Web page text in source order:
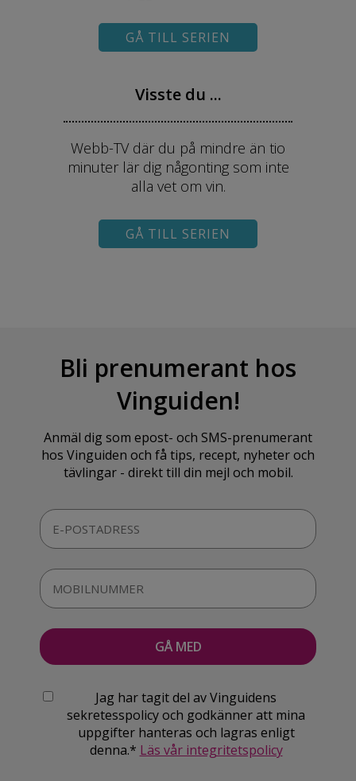
GÅ TILL SERIEN
Visste du ...
Webb-TV där du på mindre än tio
minuter lär dig någonting som inte
alla vet om vin.
GÅ TILL SERIEN
Bli prenumerant hos
Vinguiden!
Anmäl dig som epost- och SMS-prenumerant
hos Vinguiden och få tips, recept, nyheter och
tävlingar - direkt till din mejl och mobil.
Jag har tagit del av Vinguidens
sekretesspolicy och godkänner att mina
uppgifter hanteras och lagras enligt
denna.* Läs vår integritetspolicy